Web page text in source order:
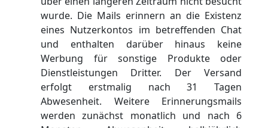
wurde. Die Mails erinnern an die Existenz
eines Nutzerkontos im betreffenden Chat
und enthalten darüber hinaus keine
Werbung für sonstige Produkte oder
Dienstleistungen Dritter. Der Versand
erfolgt erstmalig nach 31 Tagen
Abwesenheit. Weitere Erinnerungsmails
werden zunächst monatlich und nach 6